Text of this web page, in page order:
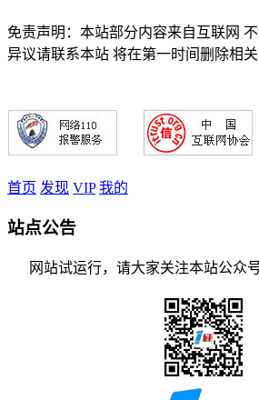
免责声明：本站部分内容来自互联网
异议请联系本站 将在第一时间删除相
首页 发现 VIP 我的
站点公告
网站试运行，请大家关注本站公众